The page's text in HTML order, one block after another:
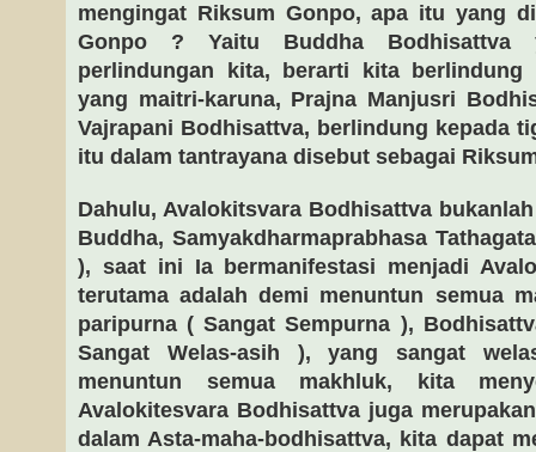
mengingat Riksum Gonpo, apa itu yang
Gonpo ? Yaitu Buddha Bodhisattva
perlindungan kita, berarti kita berlindung
yang maitri-karuna, Prajna Manjusri
Vajrapani Bodhisattva, berlindung kepada
itu dalam tantrayana disebut sebagai
Dahulu, Avalokitsvara Bodhisattva
Buddha, Samyakdharmaprabhasa
), saat ini Ia bermanifestasi menjadi
terutama adalah demi menuntun semua
paripurna ( Sangat Sempurna ),
Sangat Welas-asih ), yang sangat
menuntun semua makhluk, kita
Avalokitesvara Bodhisattva juga
dalam Asta-maha-bodhisattva, kita dapat